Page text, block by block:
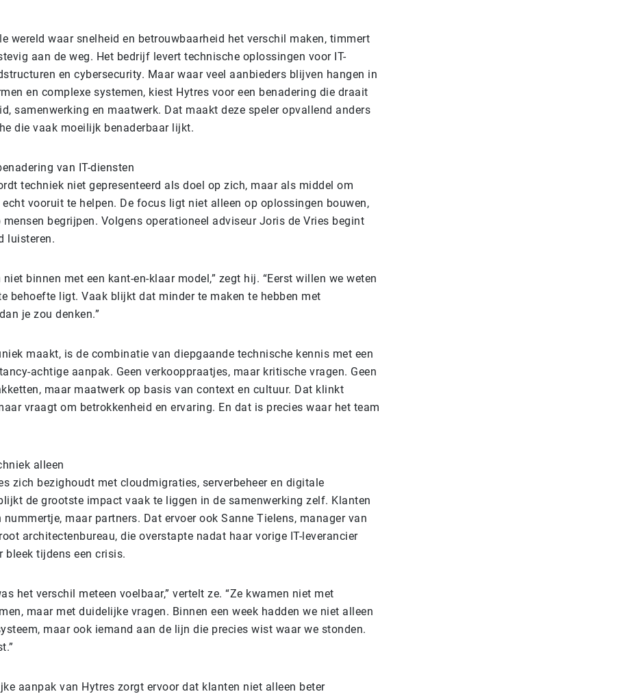
wereld waar snelheid en betrouwbaarheid het verschil maken, timmert
aan de weg. Het bedrijf levert technische oplossingen voor IT-
en cybersecurity. Maar waar veel aanbieders blijven hangen in
en complexe systemen, kiest Hytres voor een benadering die draait
samenwerking en maatwerk. Dat maakt deze speler opvallend anders
die vaak moeilijk benaderbaar lijkt.
van IT-diensten
techniek niet gepresenteerd als doel op zich, maar als middel om
vooruit te helpen. De focus ligt niet alleen op oplossingen bouwen,
mensen begrijpen. Volgens operationeel adviseur Joris de Vries begint
luisteren.
niet binnen met een kant-en-klaar model,” zegt hij. “Eerst willen we weten
behoefte ligt. Vaak blijkt dat minder te maken te hebben met
je zou denken.”
maakt, is de combinatie van diepgaande technische kennis met een
achtige aanpak. Geen verkooppraatjes, maar kritische vragen. Geen
maar maatwerk op basis van context en cultuur. Dat klinkt
vraagt om betrokkenheid en ervaring. En dat is precies waar het team
alleen
zich bezighoudt met cloudmigraties, serverbeheer en digitale
de grootste impact vaak te liggen in de samenwerking zelf. Klanten
nummertje, maar partners. Dat ervoer ook Sanne Tielens, manager van
architectenbureau, die overstapte nadat haar vorige IT-leverancier
bleek tijdens een crisis.
het verschil meteen voelbaar,” vertelt ze. “Ze kwamen niet met
maar met duidelijke vragen. Binnen een week hadden we niet alleen
maar ook iemand aan de lijn die precies wist waar we stonden.
aanpak van Hytres zorgt ervoor dat klanten niet alleen beter